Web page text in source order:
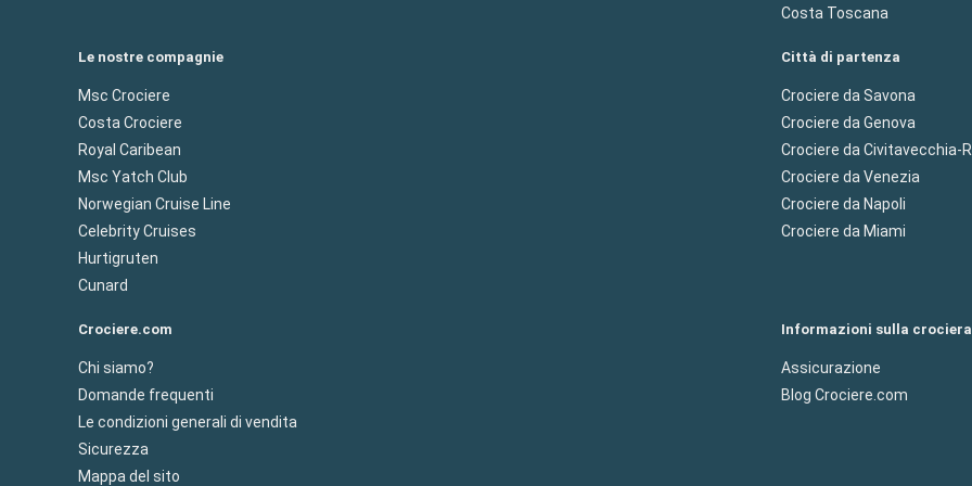
Costa Toscana
Le nostre compagnie
Msc Crociere
Costa Crociere
Royal Caribean
Msc Yatch Club
Norwegian Cruise Line
Celebrity Cruises
Hurtigruten
Cunard
Città di partenza
Crociere da Savona
Crociere da Genova
Crociere da Civitavecchia-
Crociere da Venezia
Crociere da Napoli
Crociere da Miami
Crociere.com
Chi siamo?
Domande frequenti
Le condizioni generali di vendita
Sicurezza
Mappa del sito
Informazioni sulla crociera
Assicurazione
Blog Crociere.com